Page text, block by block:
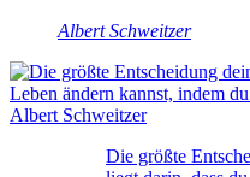
Albert Schweitzer
Die größte